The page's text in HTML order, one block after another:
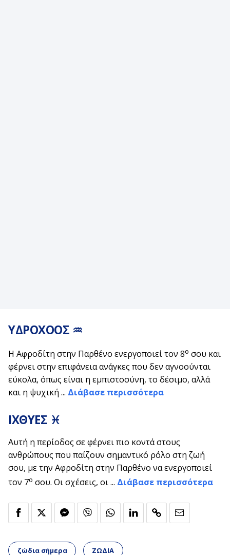
ΥΔΡΟΧΟΟΣ ♒
Η Αφροδίτη στην Παρθένο ενεργοποιεί τον 8ο σου και
φέρνει στην επιφάνεια ανάγκες που δεν αγνοούνται
εύκολα, όπως είναι η εμπιστοσύνη, το δέσιμο, αλλά
και η ψυχική ... Διάβασε περισσότερα
ΙΧΘΥΕΣ ♓
Αυτή η περίοδος σε φέρνει πιο κοντά στους
ανθρώπους που παίζουν σημαντικό ρόλο στη ζωή
σου, με την Αφροδίτη στην Παρθένο να ενεργοποιεί
τον 7ο σου. Οι σχέσεις, οι ... Διάβασε περισσότερα
ζώδια σήμερα ΖΩΔΙΑ